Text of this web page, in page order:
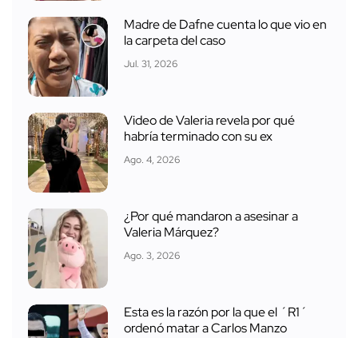
Madre de Dafne cuenta lo que vio en
la carpeta del caso
Jul. 31, 2026
Video de Valeria revela por qué
habría terminado con su ex
Ago. 4, 2026
¿Por qué mandaron a asesinar a
Valeria Márquez?
Ago. 3, 2026
Esta es la razón por la que el ´R1´
ordenó matar a Carlos Manzo